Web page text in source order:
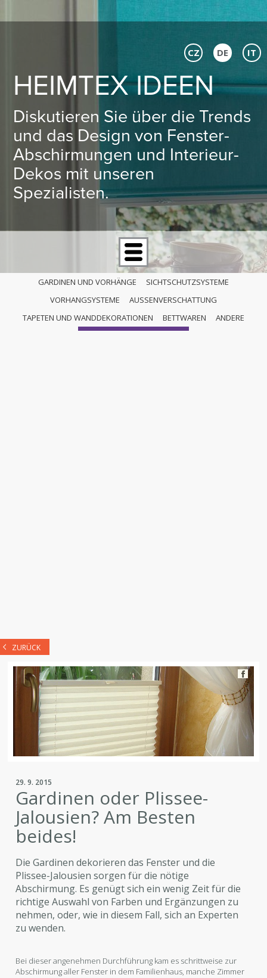
HEIMTEX IDEEN
Diskutieren Sie über die Trends
und das Design von Fenster-
Abschirmungen und Interieur-
Dekos mit unseren
Spezialisten.
CZ DE IT
GARDINEN UND VORHÄNGE
SICHTSCHUTZSYSTEME
VORHANGSYSTEME
AUSSENVERSCHATTUNG
TAPETEN UND WANDDEKORATIONEN
BETTWAREN ANDERE
PLISSEE
ZURÜCK
29. 9. 2015
Gardinen oder Plissee-
Jalousien? Am Besten
beides!
Die Gardinen dekorieren das Fenster und die
Plissee-Jalousien sorgen für die nötige
Abschirmung. Es genügt sich ein wenig Zeit für die
richtige Auswahl von Farben und Ergänzungen zu
nehmen, oder, wie in diesem Fall, sich an Experten
zu wenden.
Bei dieser angenehmen Durchführung kam es schrittweise zur
Abschirmung aller Fenster in dem Familienhaus, manche Zimmer